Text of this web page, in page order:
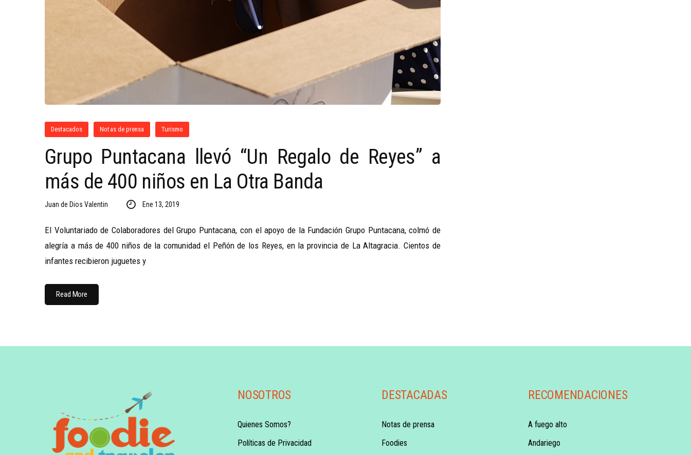
Destacados Notas de prensa Turismo
Grupo Puntacana llevó “Un Regalo de Reyes” a
más de 400 niños en La Otra Banda
Juan de Dios Valentin Ene 13, 2019
El Voluntariado de Colaboradores del Grupo Puntacana, con el apoyo de la Fundación Grupo Puntacana, colmó de
alegría a más de 400 niños de la comunidad el Peñón de los Reyes, en la provincia de La Altagracia. Cientos de
infantes recibieron juguetes y
Read More
NOSOTROS
Quienes Somos?
Políticas de Privacidad
DESTACADAS
Notas de prensa
Foodies
RECOMENDACIONES
A fuego alto
Andariego